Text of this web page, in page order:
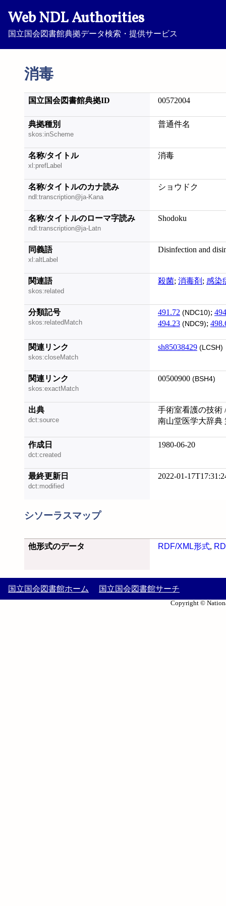
Web NDL Authorities
国立国会図書館典拠データ検索・提供サービス
消毒
国立国会図書館典拠ID 00572004
典拠種別
skos:inScheme
普通件名
名称/タイトル
xl:prefLabel
消毒
名称/タイトルのカナ読み
ndl:transcription@ja-Kana
ショウドク
名称/タイトルのローマ字読み
ndl:transcription@ja-Latn
Shodoku
同義語
xl:altLabel
Disinfection and
関連語
skos:related
殺菌; 消毒剤 ; 感染
分類記号
skos:relatedMatch
491.72 (NDC10);
494.23 (NDC9);
関連リンク
skos:closeMatch
sh85038429 (LCSH)
関連リンク
skos:exactMatch
00500900 (BSH4)
出典
dct:source
手術室看護の技術
南山堂医学大辞典
作成日
dct:created
1980-06-20
最終更新日
dct:modified
2022-01-
シソーラスマップ
他形式のデータ RDF/XML形式,
国立国会図書館ホーム 国立国会図書館サーチ
Copyright ©